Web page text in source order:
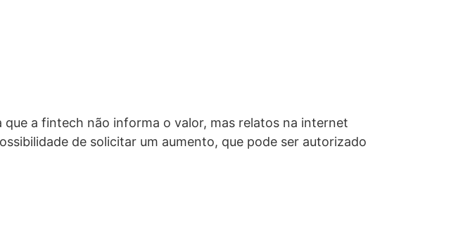
a fintech não informa o valor, mas relatos na internet
de solicitar um aumento, que pode ser autorizado